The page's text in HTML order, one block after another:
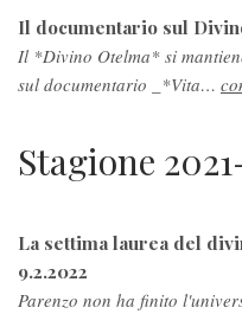
Il documentario sul
Il *Divino Otelma* si
sul documentario _*Vita…
Stagione
La settima laurea del
9.2.2022
Parenzo non ha finito